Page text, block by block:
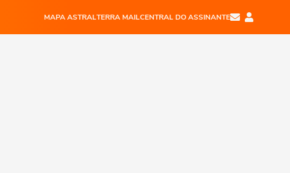
MAPA ASTRALTERRA MAILCENTRAL DO ASSINANTE